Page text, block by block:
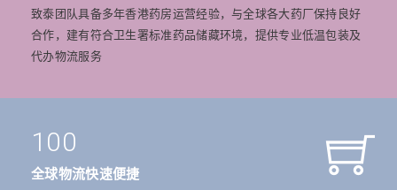
致泰团队具备多年香港药房运营经验，与全球各大药厂保持良好
合作，建有符合卫生署标准药品储藏环境，提供专业低温包装及
代办物流服务
100
全球物流快速便捷